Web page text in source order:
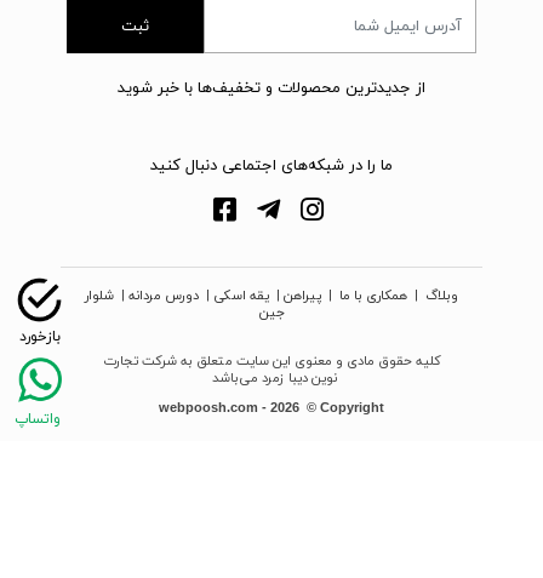
ثبت
از جدیدترین محصولات و تخفیف‌ها با خبر شوید
ما را در شبکه‌های اجتماعی دنبال کنید
وبلاگ | همکاری با ما | پیراهن | یقه اسکی | دورس مردانه | شلوار
جین
کلیه حقوق مادی و معنوی این سایت متعلق به شرکت تجارت
نوین دیبا زمرد می‌باشد
webpoosh.com - 2026 © Copyright